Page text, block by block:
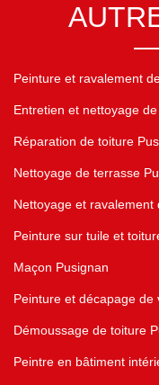
Peinture et ravalement
Entretien et nettoyage
Réparation de toiture
Nettoyage de terrasse
Nettoyage et ravalement
Peinture sur tuile et
Maçon Pusignan
Peinture et décapage de
Démoussage de toiture
Peintre en bâtiment